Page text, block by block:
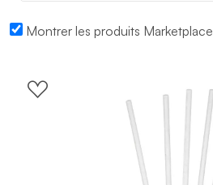
Montrer les produits Marketplace